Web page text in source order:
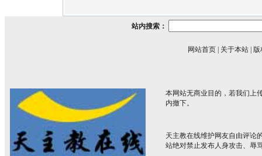
站内搜索：
网站首页 关于本站 版
本网站无商业目的，若我们上
内撤下。
天主教在线维护网友自由评论
站绝对禁止发布人身攻击、辱